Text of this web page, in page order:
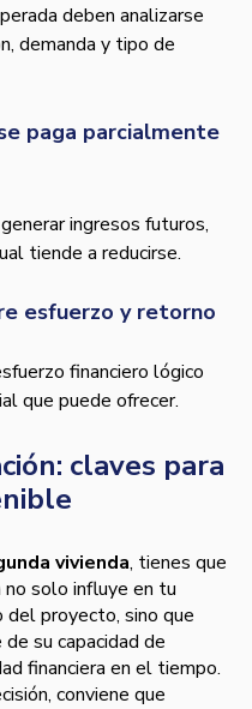
deben analizarse
demanda y tipo de
paga parcialmente
ingresos futuros,
tiende a reducirse.
esfuerzo y retorno
financiero lógico
que puede ofrecer.
claves para
vivienda, tienes que
solo influye en tu
proyecto, sino que
su capacidad de
financiera en el tiempo.
conviene que